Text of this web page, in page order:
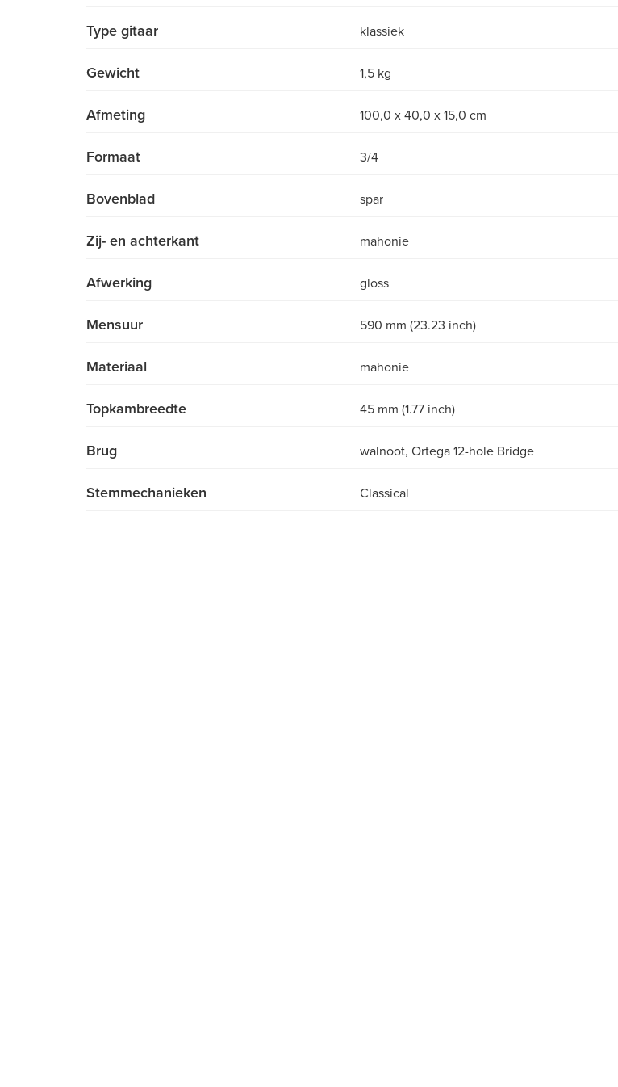
Type gitaar klassiek
Gewicht 1,5 kg
Afmeting 100,0 x 40,0 x 15,0 cm
Formaat 3/4
Bovenblad spar
Zij- en achterkant mahonie
Afwerking gloss
Mensuur 590 mm (23.23 inch)
Materiaal mahonie
Topkambreedte 45 mm (1.77 inch)
Brug walnoot, Ortega 12-hole Bridge
Stemmechanieken Classical